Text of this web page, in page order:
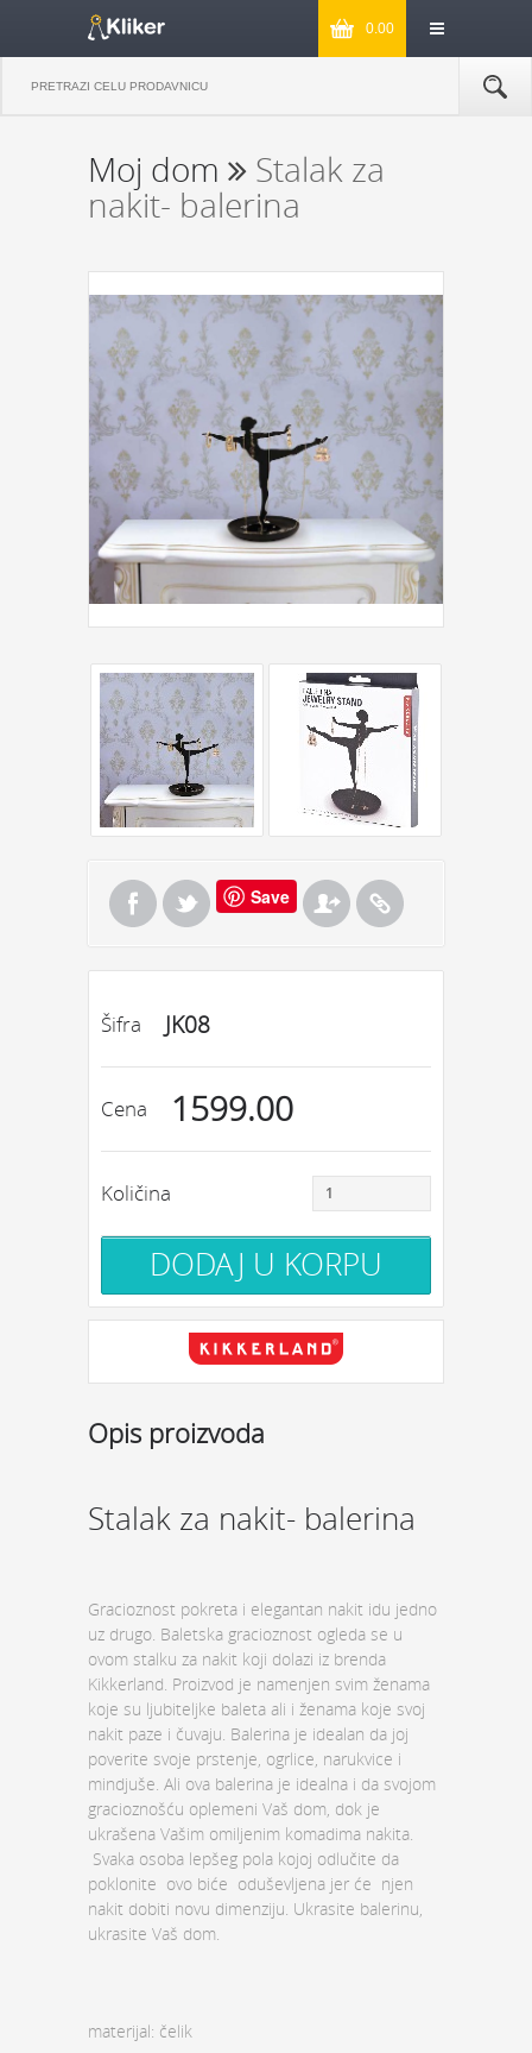
0.00
Moj dom
Stalak za
nakit- balerina
Save
Šifra JK08
Cena 1599.00
Količina
Opis proizvoda
Stalak za nakit- balerina
Gracioznost pokreta i elegantan nakit idu jedno
uz drugo. Baletska gracioznost ogleda se u
ovom stalku za nakit koji dolazi iz brenda
Kikkerland. Proizvod je namenjen svim ženama
koje su ljubiteljke baleta ali i ženama koje svoj
nakit paze i čuvaju. Balerina je idealan da joj
poverite svoje prstenje, ogrlice, narukvice i
mindjuše. Ali ova balerina je idealna i da svojom
gracioznošću oplemeni Vaš dom, dok je
ukrašena Vašim omiljenim komadima nakita.
Svaka osoba lepšeg pola kojoj odlučite da
poklonite ovo biće oduševljena jer će njen
nakit dobiti novu dimenziju. Ukrasite balerinu,
ukrasite Vaš dom.
materijal: čelik